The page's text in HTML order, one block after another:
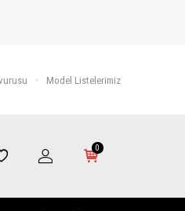
Model Listelerimiz
0